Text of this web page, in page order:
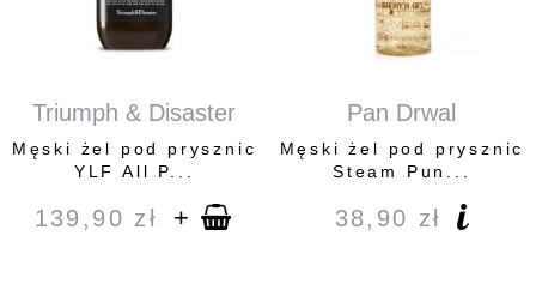
Triumph & Disaster
Męski żel pod prysznic
YLF All P...
139,90 zł +
Pan Drwal
Męski żel pod prysznic
Steam Pun...
38,90 zł